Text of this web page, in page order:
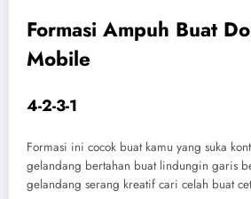
Formasi Ampuh Buat
Mobile
4-2-3-1
Formasi ini cocok buat kamu yang suka
gelandang bertahan buat lindungin garis
gelandang serang kreatif cari celah buat